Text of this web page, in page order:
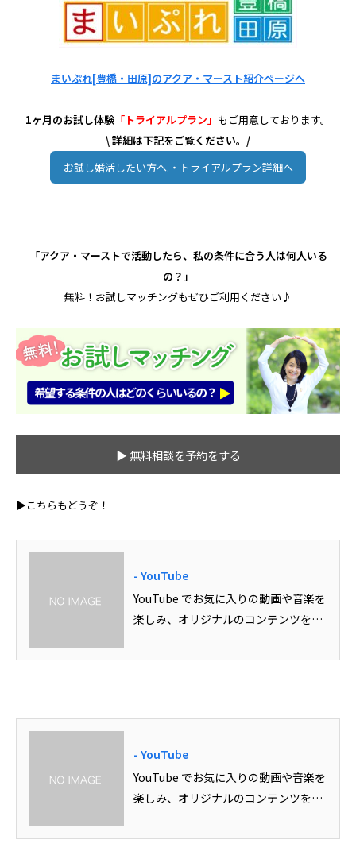
まいぷれ[豊橋・田原]のアクア・マースト紹介ページへ
1ヶ月のお試し体験 「トライアルプラン」 もご用意しております。
\ 詳細は下記をご覧ください。/
お試し婚活したい方へ.・トライアルプラン詳細へ
「アクア・マーストで活動したら、私の条件に合う人は何人いる
の？」
無料！お試しマッチングもぜひご利用ください♪
▶ 無料相談を予約をする
▶こちらもどうぞ！
- YouTube
YouTube でお気に入りの動画や音楽を
楽しみ、オリジナルのコンテンツをア
の人たちと共有しましょう。
- YouTube
YouTube でお気に入りの動画や音楽を
楽しみ、オリジナルのコンテンツをア
の人たちと共有しましょう。